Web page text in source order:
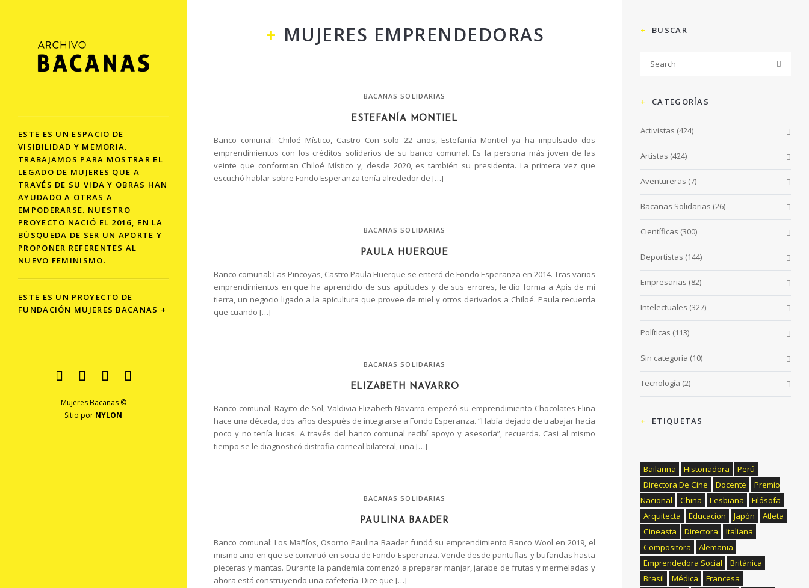
ESTE ES UN ESPACIO DE
VISIBILIDAD Y MEMORIA.
TRABAJAMOS PARA MOSTRAR EL
LEGADO DE MUJERES QUE A
TRAVÉS DE SU VIDA Y OBRAS HAN
AYUDADO A OTRAS A
EMPODERARSE. NUESTRO
PROYECTO NACIÓ EL 2016, EN LA
BÚSQUEDA DE SER UN APORTE Y
PROPONER REFERENTES AL
NUEVO FEMINISMO.
ESTE ES UN PROYECTO DE
FUNDACIÓN MUJERES BACANAS +
Mujeres Bacanas ©
Sitio por NYLON
MUJERES EMPRENDEDORAS
BACANAS SOLIDARIAS
ESTEFANÍA MONTIEL
Banco comunal: Chiloé Místico, Castro Con solo 22 años, Estefanía Montiel ya ha impulsado dos
emprendimientos con los créditos solidarios de su banco comunal. Es la persona más joven de las
veinte que conforman Chiloé Místico y, desde 2020, es también su presidenta. La primera vez que
escuchó hablar sobre Fondo Esperanza tenía alrededor de […]
BACANAS SOLIDARIAS
PAULA HUERQUE
Banco comunal: Las Pincoyas, Castro Paula Huerque se enteró de Fondo Esperanza en 2014. Tras varios
emprendimientos en que ha aprendido de sus aptitudes y de sus errores, le dio forma a Apis de mi
tierra, un negocio ligado a la apicultura que provee de miel y otros derivados a Chiloé. Paula recuerda
que cuando […]
BACANAS SOLIDARIAS
ELIZABETH NAVARRO
Banco comunal: Rayito de Sol, Valdivia Elizabeth Navarro empezó su emprendimiento Chocolates Elina
hace una década, dos años después de integrarse a Fondo Esperanza. “Había dejado de trabajar hacía
poco y no tenía lucas. A través del banco comunal recibí apoyo y asesoría”, recuerda. Casi al mismo
tiempo se le diagnosticó ​​distrofia corneal bilateral, una […]
BACANAS SOLIDARIAS
PAULINA BAADER
Banco comunal: Los Mañíos, Osorno Paulina Baader fundó su emprendimiento Ranco Wool en 2019, el
mismo año en que se convirtió en socia de Fondo Esperanza. Vende desde pantuflas y bufandas hasta
pieceras y mantas. Durante la pandemia comenzó a preparar manjar, jarabe de frutas y mermeladas y
ahora está construyendo una cafetería. Dice que […]
BUSCAR
CATEGORÍAS
Activistas (424)
Artistas (424)
Aventureras (7)
Bacanas Solidarias (26)
Científicas (300)
Deportistas (144)
Empresarias (82)
Intelectuales (327)
Políticas (113)
Sin categoría (10)
Tecnología (2)
ETIQUETAS
Bailarina Historiadora
Perú
Directora De Cine
Docente
Premio
Nacional
China Lesbiana
Filósofa
Arquitecta
Educacion Japón
Atleta
Cineasta
Directora
Italiana
Compositora
Alemania
Emprendedora Social
Británica
Brasil
Médica
Francesa